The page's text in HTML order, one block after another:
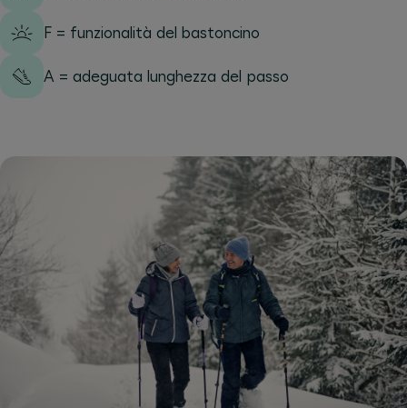
F = funzionalità del bastoncino
A = adeguata lunghezza del passo